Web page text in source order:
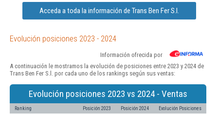
Acceda a toda la información de Trans Ben Fer S.l.
Evolución posiciones 2023 - 2024
Información ofrecida por
A continuación le mostramos la evolución de posiciones entre 2023 y 2024 de
Trans Ben Fer S.l. por cada uno de los rankings según sus ventas:
Evolución posiciones 2023 vs 2024 - Ventas
Ranking Posición 2023 Posición 2024 Evolución Posiciones